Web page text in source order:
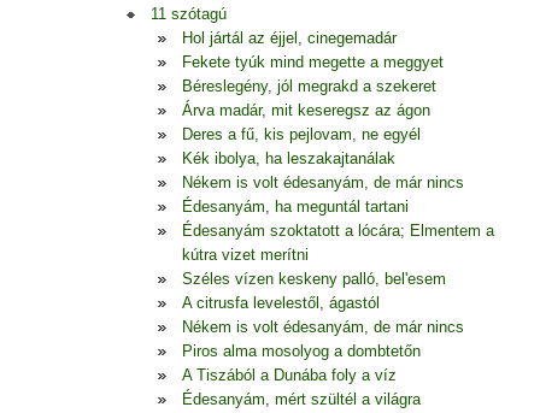
11 szótagú
Hol jártál az éjjel, cinegemadár
Fekete tyúk mind megette a meggyet
Béreslegény, jól megrakd a szekeret
Árva madár, mit keseregsz az ágon
Deres a fű, kis pejlovam, ne egyél
Kék ibolya, ha leszakajtanálak
Nékem is volt édesanyám, de már nincs
Édesanyám, ha meguntál tartani
Édesanyám szoktatott a lócára; Elmentem a
kútra vizet merítni
Széles vízen keskeny palló, bel'esem
A citrusfa levelestől, ágastól
Nékem is volt édesanyám, de már nincs
Piros alma mosolyog a dombtetőn
A Tiszából a Dunába foly a víz
Édesanyám, mért szültél a világra